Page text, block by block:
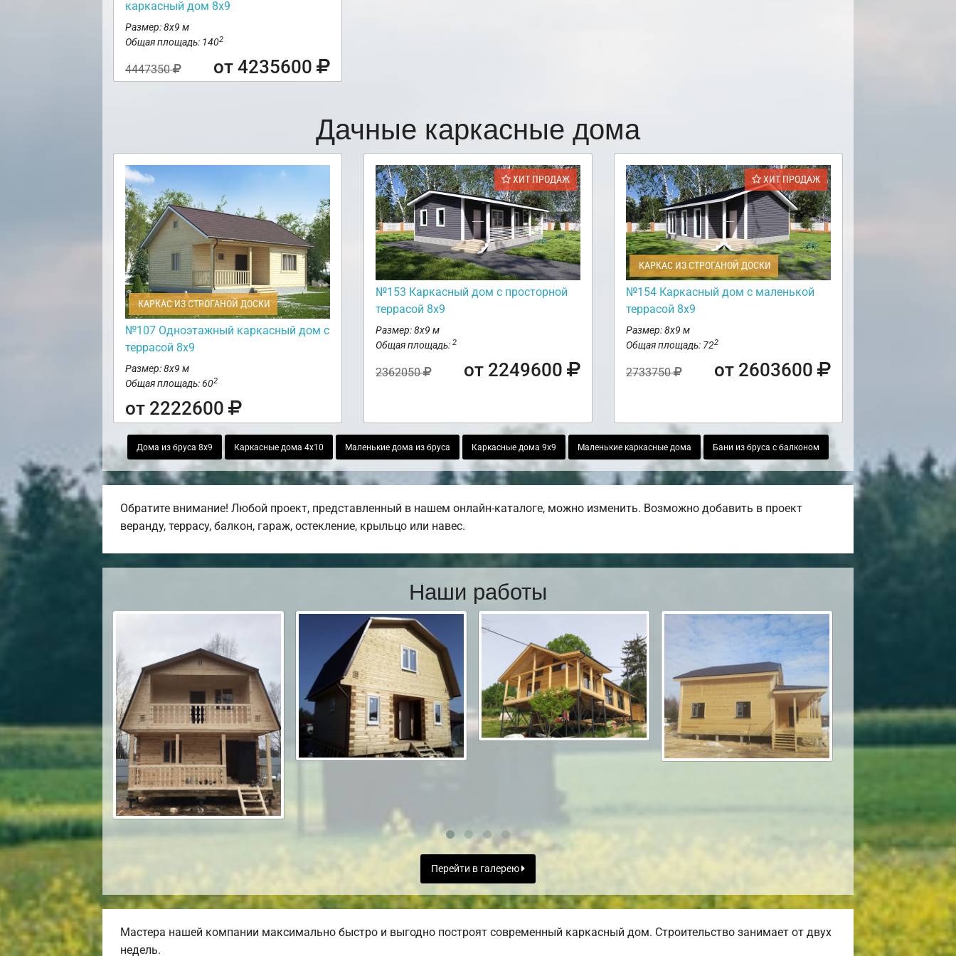
каркасный дом 8х9
Размер: 8х9 м
Общая площадь: 1402
4447350 от 4235600
Дачные каркасные дома
КАРКАС ИЗ СТРОГАНОЙ ДОСКИ
№107 Одноэтажный каркасный дом с
террасой 8х9
Размер: 8х9 м
Общая площадь: 602
от 2222600
ХИТ ПРОДАЖ
№153 Каркасный дом с просторной
террасой 8х9
Размер: 8х9 м
Общая площадь: 2
2362050 от 2249600
ХИТ ПРОДАЖ
КАРКАС ИЗ СТРОГАНОЙ ДОСКИ
№154 Каркасный дом с маленькой
террасой 8х9
Размер: 8х9 м
Общая площадь: 722
2733750 от 2603600
Дома из бруса 8х9 Каркасные дома 4х10 Маленькие дома из бруса Каркасные дома 9х9 Маленькие каркасные дома Бани из бруса с балконом
Обратите внимание! Любой проект, представленный в нашем онлайн-каталоге, можно изменить. Возможно добавить в проект
веранду, террасу, балкон, гараж, остекление, крыльцо или навес.
Наши работы
Перейти в галерею
Мастера нашей компании максимально быстро и выгодно построят современный каркасный дом. Строительство занимает от двух
недель.